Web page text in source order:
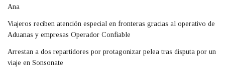
Ana
Viajeros reciben atención especial en fronteras gracias al operativo de
Aduanas y empresas Operador Confiable
Arrestan a dos repartidores por protagonizar pelea tras disputa por un
viaje en Sonsonate